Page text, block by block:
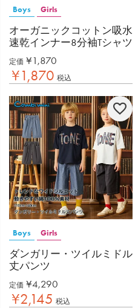
Boys Girls
オーガニックコットン吸水
速乾インナー8分袖Tシャツ
定価 ¥ 1,870
¥1,870 税込
Boys Girls
ダンガリー・ツイルミドル
丈パンツ
定価 ¥4,290
¥2,145 税込